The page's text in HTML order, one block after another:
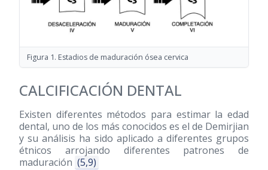
Figura 1. Estadios de maduración ósea cervica
CALCIFICACIÓN DENTAL
Existen diferentes métodos para estimar la edad
dental, uno de los más conocidos es el de Demirjian
y su análisis ha sido aplicado a diferentes grupos
étnicos arrojando diferentes patrones de
maduración (5,9)